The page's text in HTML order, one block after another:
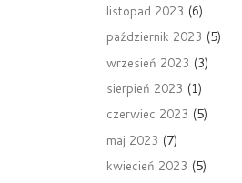
listopad 2023 (6)
październik 2023 (5)
wrzesień 2023 (3)
sierpień 2023 (1)
czerwiec 2023 (5)
maj 2023 (7)
kwiecień 2023 (5)